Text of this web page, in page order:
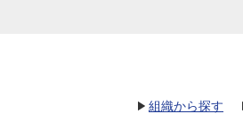
組織から探す